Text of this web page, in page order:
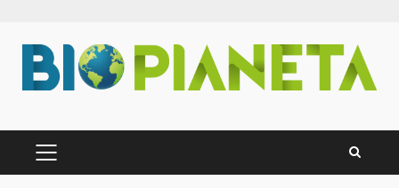
Inhalt
springen
PRIMÄRES
MENÜ